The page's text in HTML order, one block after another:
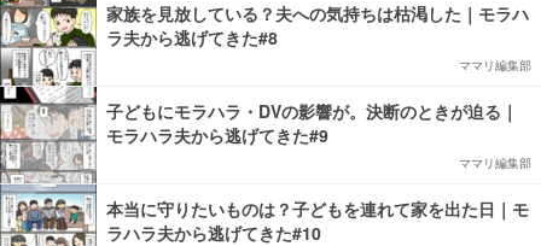
家族を見放している？夫への気持ちは枯渇した｜モラハ
ラ夫から逃げてきた#8
ママリ編集部
子どもにモラハラ・DVの影響が。決断のときが迫る｜
モラハラ夫から逃げてきた#9
ママリ編集部
本当に守りたいものは？子どもを連れて家を出た日｜モ
ラハラ夫から逃げてきた#10